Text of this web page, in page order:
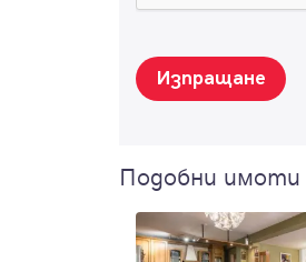
Изпращане
Подобни имоти